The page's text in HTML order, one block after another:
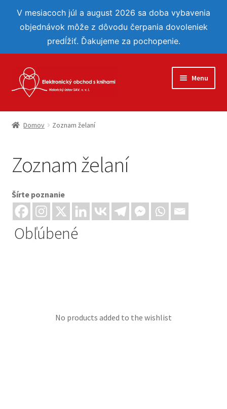
V mesiacoch júl a august 2026 sa doba vybavenia
objednávok môže z dôvodu čerpania dovoleniek
predĺžiť. Ďakujeme za pochopenie.
Preskočiť
na
navigáciu
Preskočiť
na
obsah
Menu
Eshop
Môj účet
Obľúbené
Objednávka
Domov Zoznam želaní
Zoznam želaní
Šírte poznanie
Obľúbené
No products added to the wishlist